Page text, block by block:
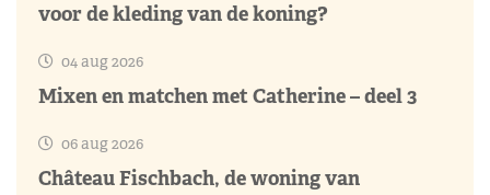
voor de kleding van de koning?
04 aug 2026
Mixen en matchen met Catherine – deel 3
06 aug 2026
Château Fischbach, de woning van